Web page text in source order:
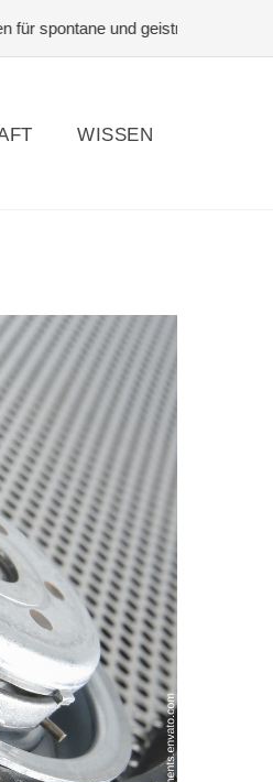
und geistreiche Antworten
WISSEN